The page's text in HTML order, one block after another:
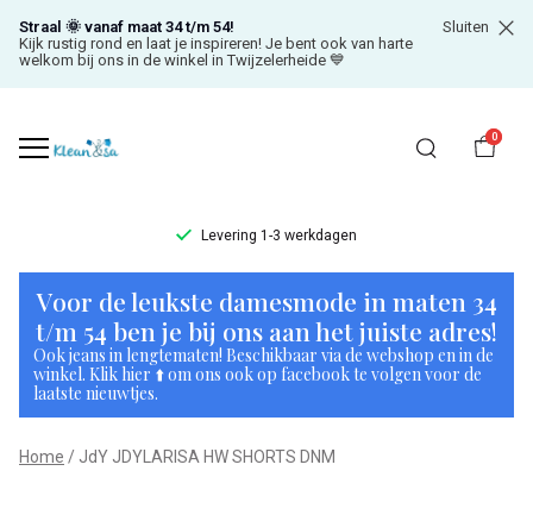
Straal 🌞 vanaf maat 34 t/m 54!
Kijk rustig rond en laat je inspireren! Je bent ook van harte
welkom bij ons in de winkel in Twijzelerheide 💙
Sluiten
0
Levering 1-3 werkdagen
JdY
JDYLARISA
HW
SHORTS
DNM
Voor de leukste damesmode in maten 34
t/m 54 ben je bij ons aan het juiste adres!
Ook jeans in lengtematen! Beschikbaar via de webshop en in de
winkel. Klik hier ⬆️ om ons ook op facebook te volgen voor de
laatste nieuwtjes.
Home JdY JDYLARISA HW SHORTS DNM